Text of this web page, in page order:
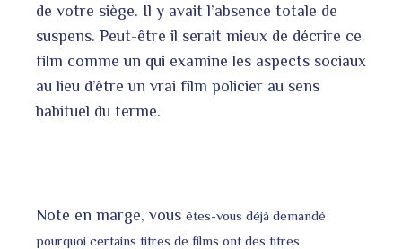
de votre siège. Il y avait l’absence totale de
suspens. Peut-être il serait mieux de décrire ce
film comme un qui examine les aspects sociaux
au lieu d’être un vrai film policier au sens
habituel du terme.
Note en marge, vous êtes-vous déjà demandé
pourquoi certains titres de films ont des titres